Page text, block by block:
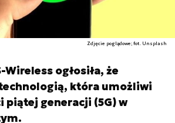
Zdjęcie poglądowe; fot. Unsplash
ogłosiła, że
która umożliwi
piątej generacji (5G) w